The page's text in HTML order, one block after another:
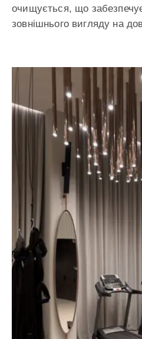
очищується, що
зовнішнього вигляду на